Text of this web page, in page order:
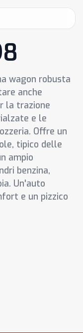
wagon robusta
anche
la trazione
e le
Offre un
tipico delle
ampio
benzina,
Un'auto
e un pizzico